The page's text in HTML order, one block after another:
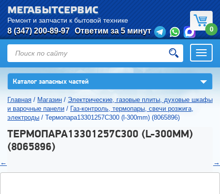
МЕГАБЫТСЕРВИС
Ремонт и запчасти к бытовой технике
8 (347) 200-89-97 Ответим за 5 минут 0
Каталог запасных частей ▼
Главная / Магазин / Электрические, газовые плиты, духовые шкафы
и варочные панели / Газ-контроль, термопары, свечи розжига,
электроды / Термопара13301257C300 (l-300mm) (8065896)
ТЕРМОПАРА13301257C300 (L-300MM)
(8065896)
← →